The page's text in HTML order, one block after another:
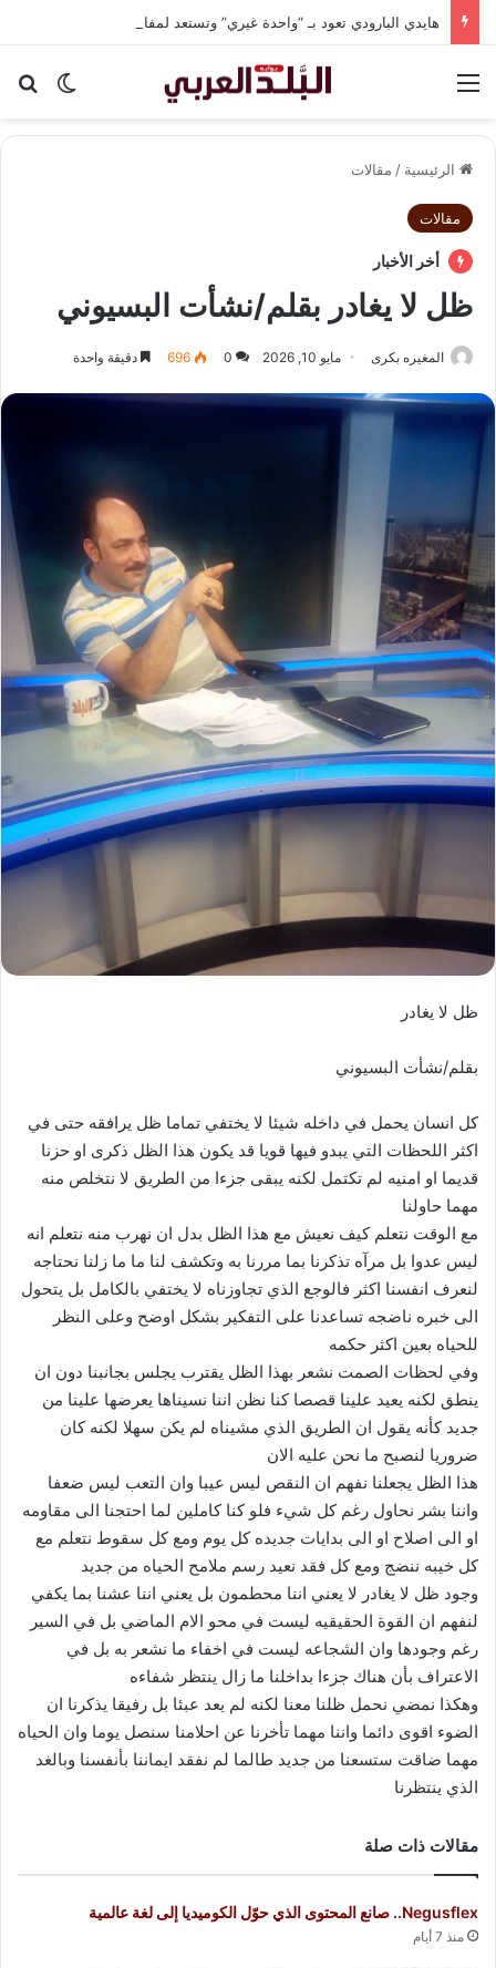
الوضع
الرئيسية / مقالات
مقالات
أخر الأخبار
ظل لا يغادر بقلم/نشأت البسيوني
المغيره بكرى مايو 10, 2026 0
696 دقيقة واحدة
ظل لا يغادر
بقلم/نشأت البسيوني
كل انسان يحمل في داخله شيئا لا يختفي تماما ظل يرافقه حتى في
اكثر اللحظات التي يبدو فيها قويا قد يكون هذا الظل ذكرى او حزنا
قديما او امنيه لم تكتمل لكنه يبقى جزءا من الطريق لا نتخلص منه
مهما حاولنا
مع الوقت نتعلم كيف نعيش مع هذا الظل بدل ان نهرب منه نتعلم انه
ليس عدوا بل مرآه تذكرنا بما مررنا به وتكشف لنا ما ما زلنا نحتاجه
لنعرف انفسنا اكثر فالوجع الذي تجاوزناه لا يختفي بالكامل بل يتحول
الى خبره ناضجه تساعدنا على التفكير بشكل اوضح وعلى النظر
للحياه بعين اكثر حكمه
وفي لحظات الصمت نشعر بهذا الظل يقترب يجلس بجانبنا دون ان
ينطق لكنه يعيد علينا قصصا كنا نظن اننا نسيناها يعرضها علينا من
جديد كأنه يقول ان الطريق الذي مشيناه لم يكن سهلا لكنه كان
ضروريا لنصبح ما نحن عليه الان
هذا الظل يجعلنا نفهم ان النقص ليس عيبا وان التعب ليس ضعفا
واننا بشر نحاول رغم كل شيء فلو كنا كاملين لما احتجنا الى مقاومه
او الى اصلاح او الى بدايات جديده كل يوم ومع كل سقوط نتعلم مع
كل خيبه ننضج ومع كل فقد نعيد رسم ملامح الحياه من جديد
وجود ظل لا يغادر لا يعني اننا محطمون بل يعني اننا عشنا بما يكفي
لنفهم ان القوة الحقيقيه ليست في محو الام الماضي بل في السير
رغم وجودها وان الشجاعه ليست في اخفاء ما نشعر به بل في
الاعتراف بأن هناك جزءا بداخلنا ما زال ينتظر شفاءه
وهكذا نمضي نحمل ظلنا معنا لكنه لم يعد عبئا بل رفيقا يذكرنا ان
الضوء اقوى دائما واننا مهما تأخرنا عن احلامنا سنصل يوما وان الحياه
مهما ضاقت ستسعنا من جديد طالما لم نفقد ايماننا بأنفسنا وبالغد
الذي ينتظرنا
مقالات ذات صلة
Negusflex.. صانع المحتوى الذي حوّل الكوميديا إلى لغة عالمية
منذ 7 أيام